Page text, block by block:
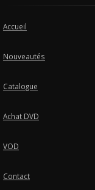
Accueil
Nouveautés
Catalogue
Achat DVD
VOD
Contact